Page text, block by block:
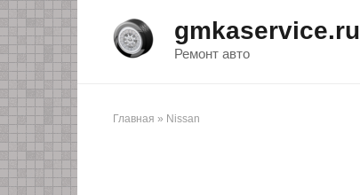
Перейти
к
контенту
gmkaservice.ru
Ремонт авто
Главная » Nissan